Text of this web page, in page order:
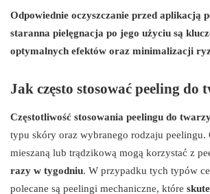
Odpowiednie oczyszczanie przed aplikacją
staranna pielęgnacja po jego użyciu są
optymalnych efektów oraz minimalizacji
Jak często stosować peeling do
Częstotliwość stosowania peelingu do
typu skóry oraz wybranego rodzaju peelingu.
mieszaną lub trądzikową mogą korzystać z
razy w tygodniu. W przypadku tych typów
polecane są peelingi mechaniczne, które